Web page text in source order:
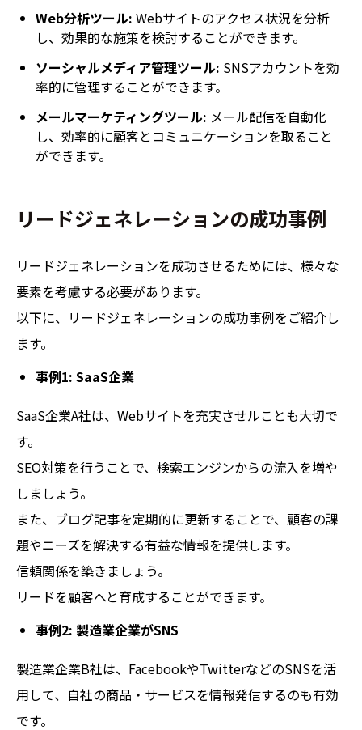
Web分析ツール: Webサイトのアクセス状況を分析
し、効果的な施策を検討することができます。
ソーシャルメディア管理ツール: SNSアカウントを効
率的に管理することができます。
メールマーケティングツール: メール配信を自動化
し、効率的に顧客とコミュニケーションを取ること
ができます。
リードジェネレーションの成功事例
リードジェネレーションを成功させるためには、様々な
要素を考慮する必要があります。
以下に、リードジェネレーションの成功事例をご紹介し
ます。
事例1: SaaS企業
SaaS企業A社は、Webサイトを充実させルことも大切で
す。
SEO対策を行うことで、検索エンジンからの流入を増や
しましょう。
また、ブログ記事を定期的に更新することで、顧客の課
題やニーズを解決する有益な情報を提供します。
信頼関係を築きましょう。
リードを顧客へと育成することができます。
事例2: 製造業企業がSNS
製造業企業B社は、FacebookやTwitterなどのSNSを活
用して、自社の商品・サービスを情報発信するのも有効
です。